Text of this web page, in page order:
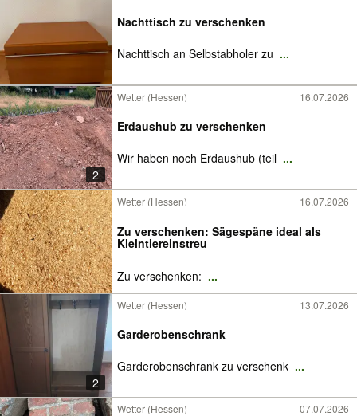
Nachttisch zu verschenken
Nachttisch an Selbstabholer zu ...
2
Wetter (Hessen) 16.07.2026
Erdaushub zu verschenken
Wir haben noch Erdaushub (teil ...
Wetter (Hessen) 16.07.2026
Zu verschenken: Sägespäne ideal als
Kleintiereinstreu
Zu verschenken: ...
2
Wetter (Hessen) 13.07.2026
Garderobenschrank
Garderobenschrank zu verschenk ...
Wetter (Hessen) 07.07.2026